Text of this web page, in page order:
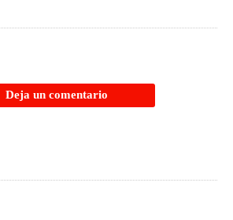
Deja un comentario